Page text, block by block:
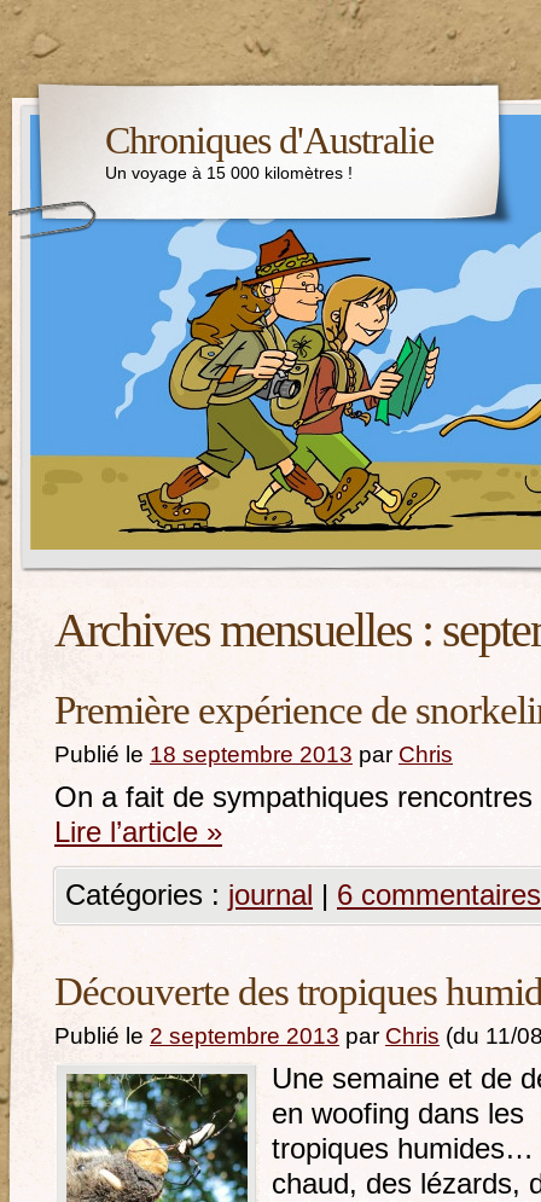
Chroniques d'Australie
Un voyage à 15 000 kilomètres !
Archives mensuelles :
Première expérience de
Publié le 18 septembre 2013 par Chris
On a fait de sympathiques rencontres
Lire l’article »
Catégories : journal | 6 commentaires
Découverte des tropiques
Publié le 2 septembre 2013 par Chris (du 11/
Une semaine et de
en woofing dans les
tropiques humides…
chaud, des lézards,